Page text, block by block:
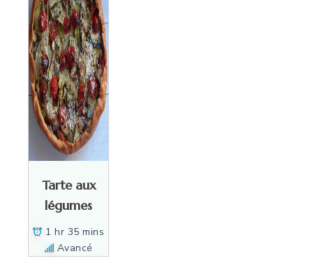
Tarte aux
légumes
1 hr 35 mins
Avancé